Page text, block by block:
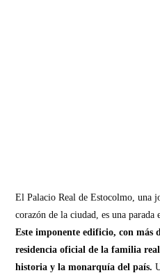
El Palacio Real de Estocolmo, una
corazón de la ciudad, es una
Este imponente edificio, con más
residencia oficial de la familia
historia y la monarquía del país.